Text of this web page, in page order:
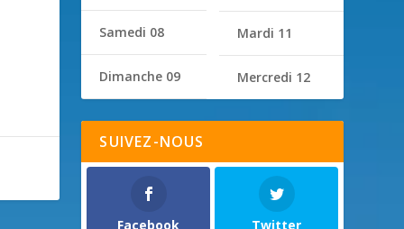
Samedi 08
Dimanche 09
Mardi 11
Mercredi 12
SUIVEZ-NOUS
Facebook Twitter